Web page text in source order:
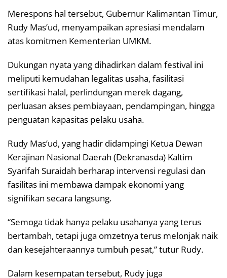
Merespons hal tersebut, Gubernur Kalimantan Timur,
Rudy Mas’ud, menyampaikan apresiasi mendalam
atas komitmen Kementerian UMKM.
Dukungan nyata yang dihadirkan dalam festival ini
meliputi kemudahan legalitas usaha, fasilitasi
sertifikasi halal, perlindungan merek dagang,
perluasan akses pembiayaan, pendampingan, hingga
penguatan kapasitas pelaku usaha.
Rudy Mas’ud, yang hadir didampingi Ketua Dewan
Kerajinan Nasional Daerah (Dekranasda) Kaltim
Syarifah Suraidah berharap intervensi regulasi dan
fasilitas ini membawa dampak ekonomi yang
signifikan secara langsung.
“Semoga tidak hanya pelaku usahanya yang terus
bertambah, tetapi juga omzetnya terus melonjak naik
dan kesejahteraannya tumbuh pesat,” tutur Rudy.
Dalam kesempatan tersebut, Rudy juga